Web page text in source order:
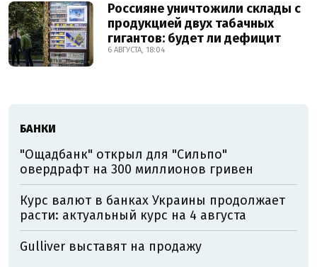
Россияне уничтожили склады с
продукцией двух табачных
гигантов: будет ли дефицит
6 АВГУСТА, 18:04
БАНКИ
"Ощадбанк" открыл для "Сильпо"
овердрафт на 300 миллионов гривен
Курс валют в банках Украины продолжает
расти: актуальный курс на 4 августа
Gulliver выставят на продажу